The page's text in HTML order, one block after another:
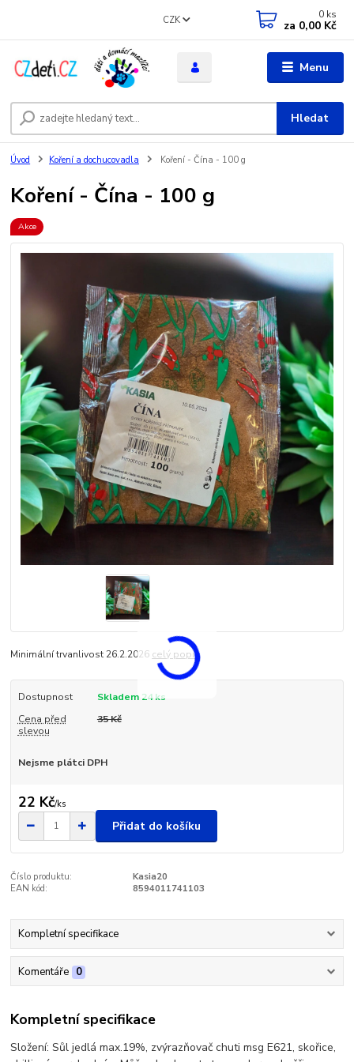
Menu
CZK
Hledat
0 ks
za 0,00 Kč
Úvod Koření a dochucovadla Koření - Čína - 100 g
Koření - Čína - 100 g
Akce
Minimální trvanlivost 26.2.2026 celý popis
Dostupnost
Skladem 24 ks
Cena před
slevou
35 Kč
Nejsme plátci DPH
22 Kč/ks
Přidat do košíku
Číslo produktu:
Kasia20
EAN kód:
8594011741103
Kompletní specifikace
Komentáře 0
Kompletní specifikace
Složení: Sůl jedlá max.19%, zvýrazňovač chuti msg E621, skořice,